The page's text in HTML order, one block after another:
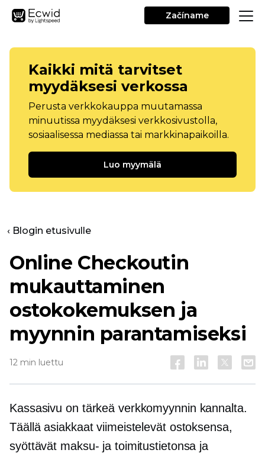
Začíname
Kaikki mitä tarvitset
myydäksesi verkossa
Perusta verkkokauppa muutamassa
minuutissa myydäksesi verkkosivustolla,
sosiaalisessa mediassa tai markkinapaikoilla.
Luo myymälä
‹ Blogin etusivulle
Online Checkoutin
mukauttaminen
ostokokemuksen ja
myynnin parantamiseksi
12 min luettu
Kassasivu on tärkeä verkkomyynnin kannalta.
Täällä asiakkaat viimeistelevät ostoksensa,
syöttävät maksu- ja toimitustietonsa ja